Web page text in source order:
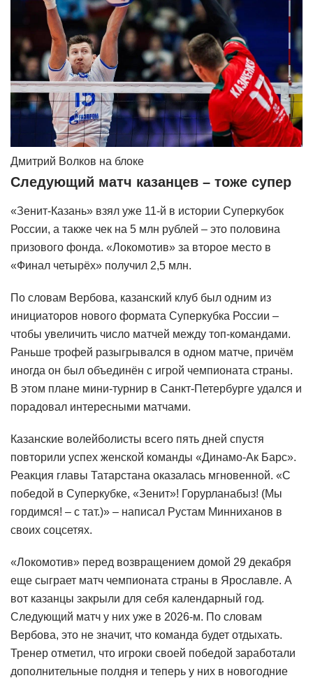
Дмитрий Волков на блоке
Следующий матч казанцев – тоже супер
«Зенит-Казань» взял уже 11-й в истории Суперкубок
России, а также чек на 5 млн рублей – это половина
призового фонда. «Локомотив» за второе место в
«Финал четырёх» получил 2,5 млн.
По словам Вербова, казанский клуб был одним из
инициаторов нового формата Суперкубка России –
чтобы увеличить число матчей между топ-командами.
Раньше трофей разыгрывался в одном матче, причём
иногда он был объединён с игрой чемпионата страны.
В этом плане мини-турнир в Санкт-Петербурге удался и
порадовал интересными матчами.
Казанские волейболисты всего пять дней спустя
повторили успех женской команды «Динамо-Ак Барс».
Реакция главы Татарстана оказалась мгновенной. «С
победой в Суперкубке, «Зенит»! Горурланабыз! (Мы
гордимся! – с тат.)» – написал Рустам Минниханов в
своих соцсетях.
«Локомотив» перед возвращением домой 29 декабря
еще сыграет матч чемпионата страны в Ярославле. А
вот казанцы закрыли для себя календарный год.
Следующий матч у них уже в 2026-м. По словам
Вербова, это не значит, что команда будет отдыхать.
Тренер отметил, что игроки своей победой заработали
дополнительные полдня и теперь у них в новогодние